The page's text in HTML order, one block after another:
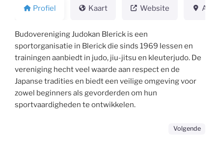
Profiel Kaart Website
Budovereniging Judokan Blerick is een
sportorganisatie in Blerick die sinds 1969 lessen en
trainingen aanbiedt in judo, jiu-jitsu en kleuterjudo. De
vereniging hecht veel waarde aan respect en de
Japanse tradities en biedt een veilige omgeving voor
zowel beginners als gevorderden om hun
sportvaardigheden te ontwikkelen.
Volgende